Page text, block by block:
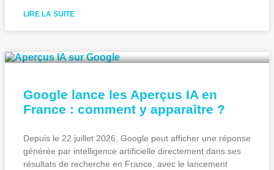
LIRE LA SUITE
Google lance les Aperçus IA en
France : comment y apparaître ?
Depuis le 22 juillet 2026, Google peut afficher une réponse
générée par intelligence artificielle directement dans ses
résultats de recherche en France, avec le lancement